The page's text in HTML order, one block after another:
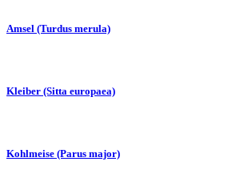
Amsel (Turdus merula)
Kleiber (Sitta europaea)
Kohlmeise (Parus major)